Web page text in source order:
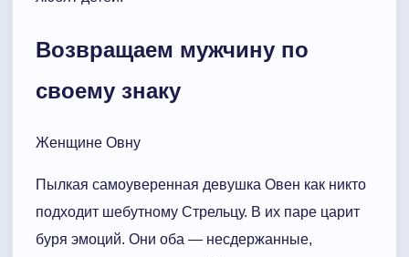
Возвращаем мужчину по
своему знаку
Женщине Овну
Пылкая самоуверенная девушка Овен как никто
подходит шебутному Стрельцу. В их паре царит
буря эмоций. Они оба — несдержанные,